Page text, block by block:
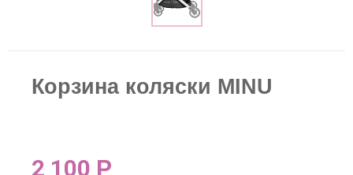
Корзина коляски MINU
2 100 Р